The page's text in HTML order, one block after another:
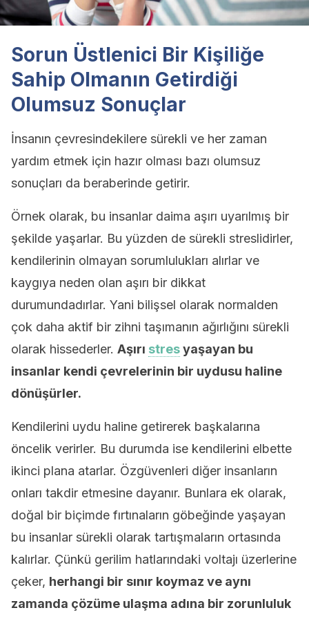
Sorun Üstlenici Bir Kişiliğe
Sahip Olmanın Getirdiği
Olumsuz Sonuçlar
İnsanın çevresindekilere sürekli ve her zaman
yardım etmek için hazır olması bazı olumsuz
sonuçları da beraberinde getirir.
Örnek olarak, bu insanlar daima aşırı uyarılmış bir
şekilde yaşarlar. Bu yüzden de sürekli streslidirler,
kendilerinin olmayan sorumlulukları alırlar ve
kaygıya neden olan aşırı bir dikkat
durumundadırlar. Yani bilişsel olarak normalden
çok daha aktif bir zihni taşımanın ağırlığını sürekli
olarak hissederler. Aşırı stresyaşayan bu
insanlar kendi çevrelerinin bir uydusu haline
dönüşürler.
Kendilerini uydu haline getirerek başkalarına
öncelik verirler. Bu durumda ise kendilerini elbette
ikinci plana atarlar. Özgüvenleri diğer insanların
onları takdir etmesine dayanır. Bunlara ek olarak,
doğal bir biçimde fırtınaların göbeğinde yaşayan
bu insanlar sürekli olarak tartışmaların ortasında
kalırlar. Çünkü gerilim hatlarındaki voltajı üzerlerine
çeker, herhangi bir sınır koymaz ve aynı
zamanda çözüme ulaşma adına bir zorunluluk